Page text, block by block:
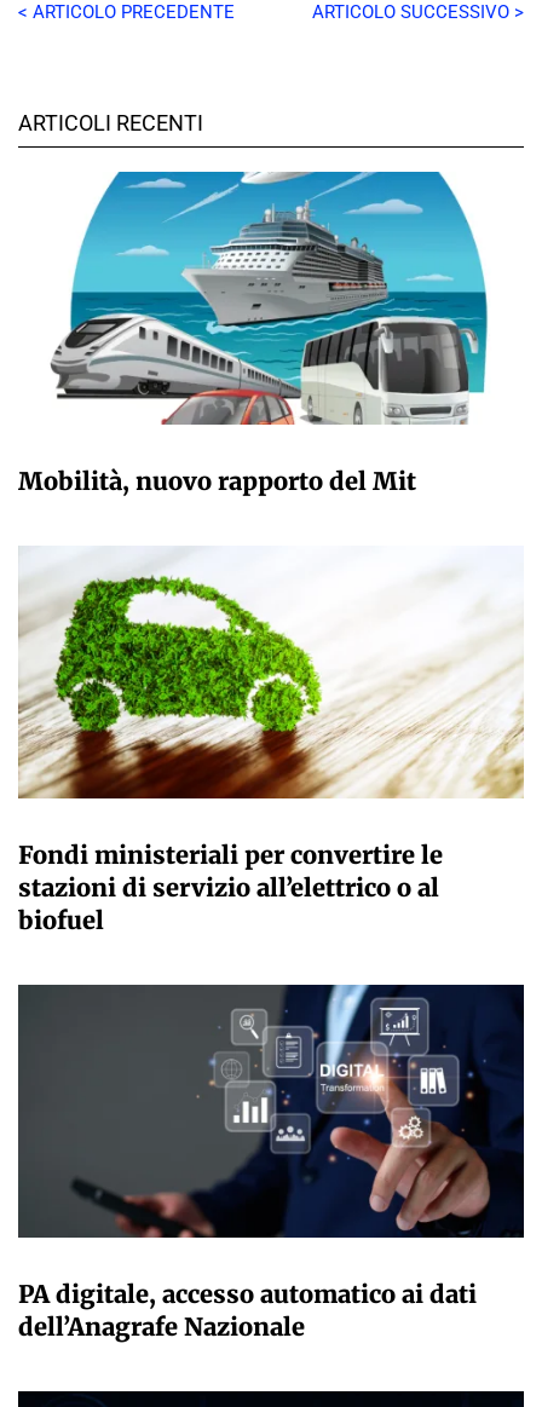
< ARTICOLO PRECEDENTE ARTICOLO SUCCESSIVO >
ARTICOLI RECENTI
Mobilità, nuovo rapporto del Mit
Fondi ministeriali per convertire le
stazioni di servizio all’elettrico o al
biofuel
PA digitale, accesso automatico ai dati
dell’Anagrafe Nazionale